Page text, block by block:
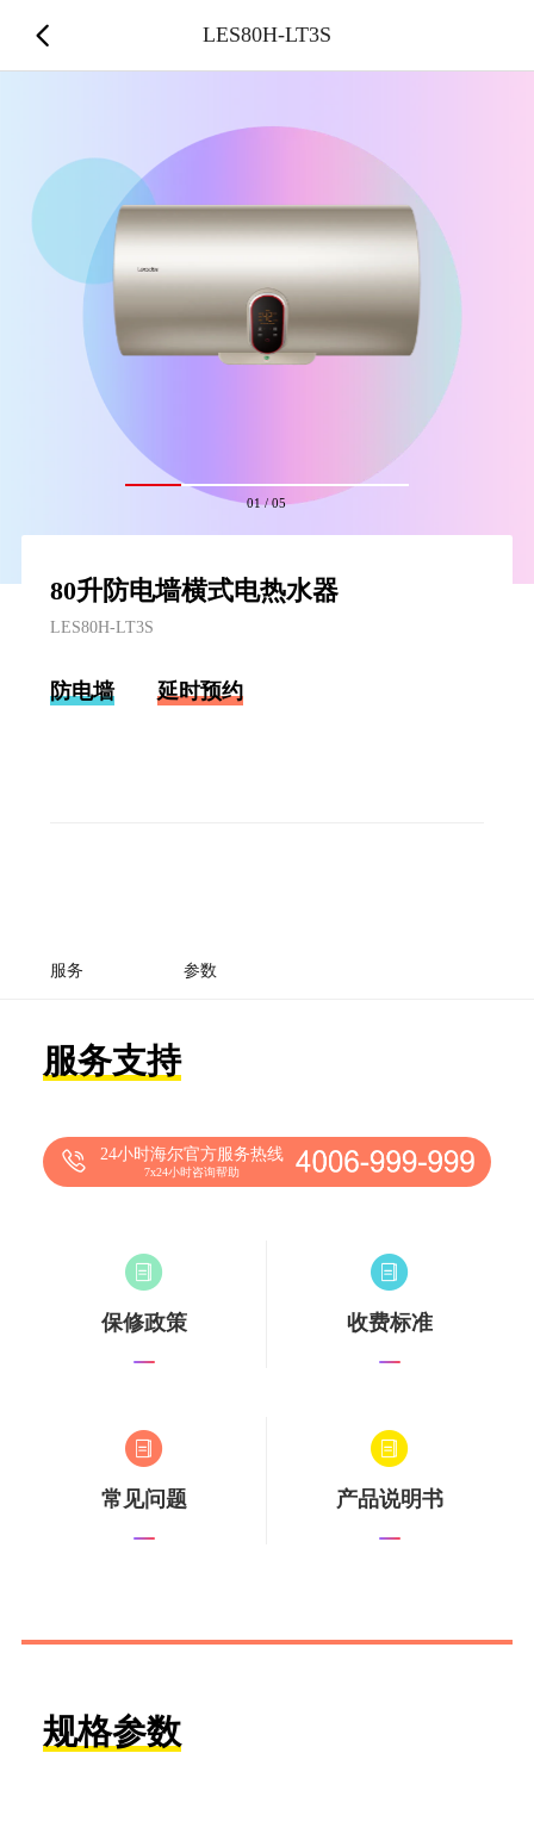
01/05
80升防电墙横式电热水器
LES80H-LT3S
防电墙 延时预约
服务 参数
服务支持
24小时海尔官方服务热线
7x24小时咨询帮助
保修政策 收费标准
常见问题 产品说明书
规格参数
LES80H-LT3S